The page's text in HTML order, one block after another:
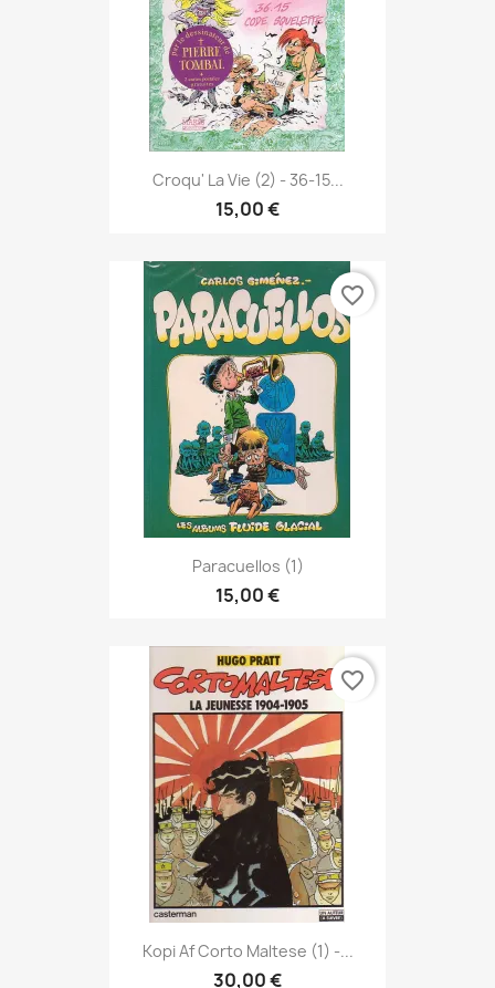
Croqu' La Vie (2) - 36-15...
15,00 €
Paracuellos (1)
15,00 €
favorite_border
Kopi Af Corto Maltese (1) -...
30,00 €
favorite_border